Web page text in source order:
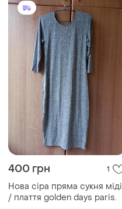
400 грн 1
Нова сіра пряма сукня міді
/ плаття golden days paris.